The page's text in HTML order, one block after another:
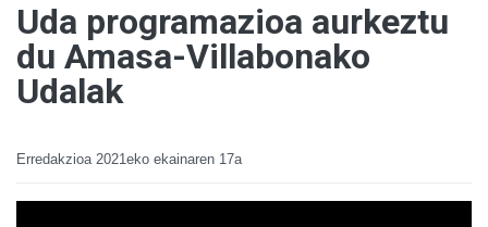
Uda programazioa aurkeztu
du Amasa-Villabonako
Udalak
Erredakzioa 2021eko ekainaren 17a